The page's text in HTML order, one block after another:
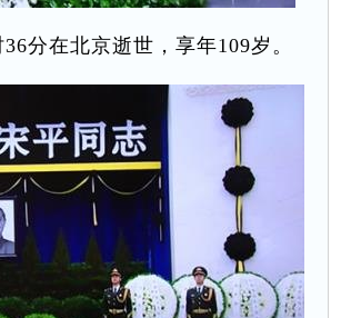
分在北京逝世，享年109岁。